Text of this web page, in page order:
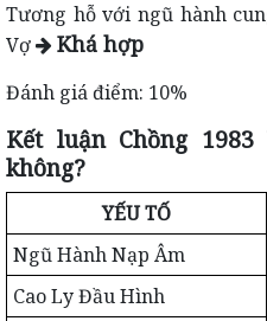
Tương hỗ với ngũ hành
Vợ
Khá hợp
Đánh giá điểm: 10%
Kết luận Chồng
không?
YẾU TỐ
Ngũ Hành Nạp Âm
Cao Ly Đầu Hình